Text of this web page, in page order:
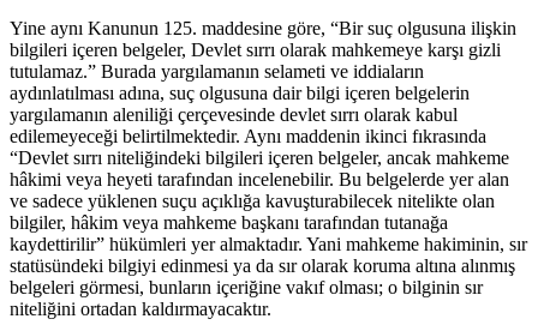
Yine aynı Kanunun 125. maddesine göre, “Bir suç olgusuna ilişkin
bilgileri içeren belgeler, Devlet sırrı olarak mahkemeye karşı gizli
tutulamaz.” Burada yargılamanın selameti ve iddiaların
aydınlatılması adına, suç olgusuna dair bilgi içeren belgelerin
yargılamanın aleniliği çerçevesinde devlet sırrı olarak kabul
edilemeyeceği belirtilmektedir. Aynı maddenin ikinci fıkrasında
“Devlet sırrı niteliğindeki bilgileri içeren belgeler, ancak mahkeme
hâkimi veya heyeti tarafından incelenebilir. Bu belgelerde yer alan
ve sadece yüklenen suçu açıklığa kavuşturabilecek nitelikte olan
bilgiler, hâkim veya mahkeme başkanı tarafından tutanağa
kaydettirilir” hükümleri yer almaktadır. Yani mahkeme hakiminin, sır
statüsündeki bilgiyi edinmesi ya da sır olarak koruma altına alınmış
belgeleri görmesi, bunların içeriğine vakıf olması; o bilginin sır
niteliğini ortadan kaldırmayacaktır.